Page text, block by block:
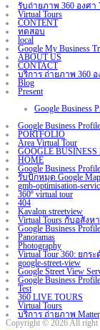
รับถ่ายภาพ 360 องศา
Virtual Tours
CONTENT
ทดสอบ
local
Google My Business
ABOUT US
CONTACT
บริการ ถ่ายภาพ 360
Blog
Present
Google Business
Google Business
PORTFOLIO
Area Virtual Tour
GOOGLE BUSINESS
HOME
Google Business
รับปักหมุด Google
gmb-optimisation-
360º virtual tour
404
Kavalon streetview
Virtual Tours กับอสังห
Google Business
Panoramas
Photography
Virtual Tour 360: ยก
google-street-view
Google Street View
Google Business Profile
Test
360 LIVE TOURS
Virtual Tours
บริการ ถ่ายภาพ
Copyright © 2026 All right